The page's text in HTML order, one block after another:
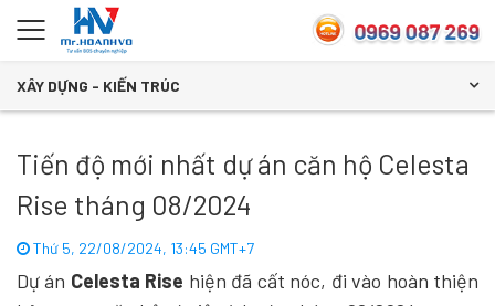
XÂY DỰNG - KIẾN TRÚC
Tiến độ mới nhất dự án căn hộ Celesta
Rise tháng 08/2024
Thứ 5, 22/08/2024, 13:45 GMT+7
Dự án Celesta Rise hiện đã cất nóc, đi vào hoàn thiện